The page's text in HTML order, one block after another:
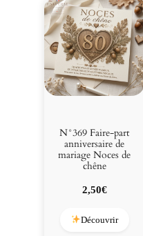
N°369 Faire-part
anniversaire de
mariage Noces de
chêne
2,50€
Découvrir